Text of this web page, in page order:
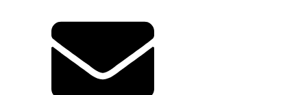
Xử lý môi trường hiệu quả cho trại gà
8.000 con tại Long An – Giải pháp thực
tiễn từ JVSF